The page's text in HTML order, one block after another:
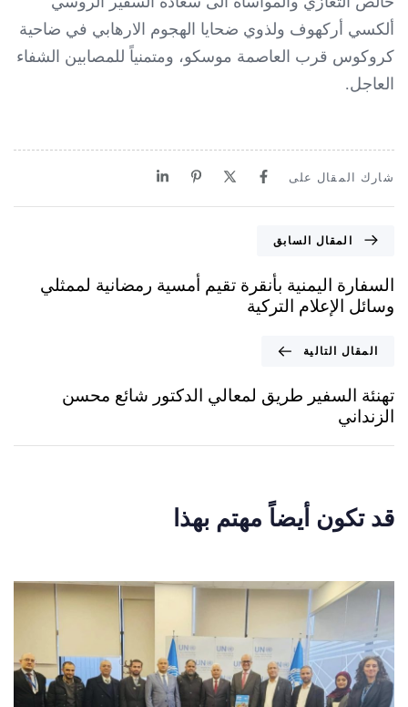
ألكسي أركهوف ولذوي ضحايا الهجوم الارهابي في ضاحية
كروكوس قرب العاصمة موسكو، ومتمنياً للمصابين الشفاء
العاجل.
شارك المقال على
المقال السابق
السفارة اليمنية بأنقرة تقيم أمسية رمضانية لممثلي
وسائل الإعلام التركية
المقال التالية
تهنئة السفير طريق لمعالي الدكتور شائع محسن
الزنداني